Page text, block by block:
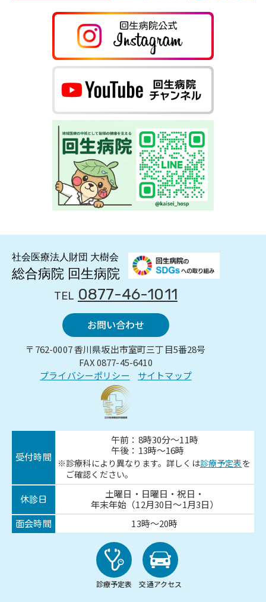
TEL 0877-46-1011
お問い合わせ
〒762-0007 香川県坂出市室町三丁目5番28号
FAX 0877-45-6410
プライバシーポリシー
サイトマップ
受付時間
午前：8時30分～11時
午後：13時～16時
診療科により異なります。詳しくは診療予定表を
ご確認ください。
休診日
土曜日・日曜日・祝日・
年末年始（12月30日～1月3日）
面会時間 13時～20時
診療予定表 交通アクセス